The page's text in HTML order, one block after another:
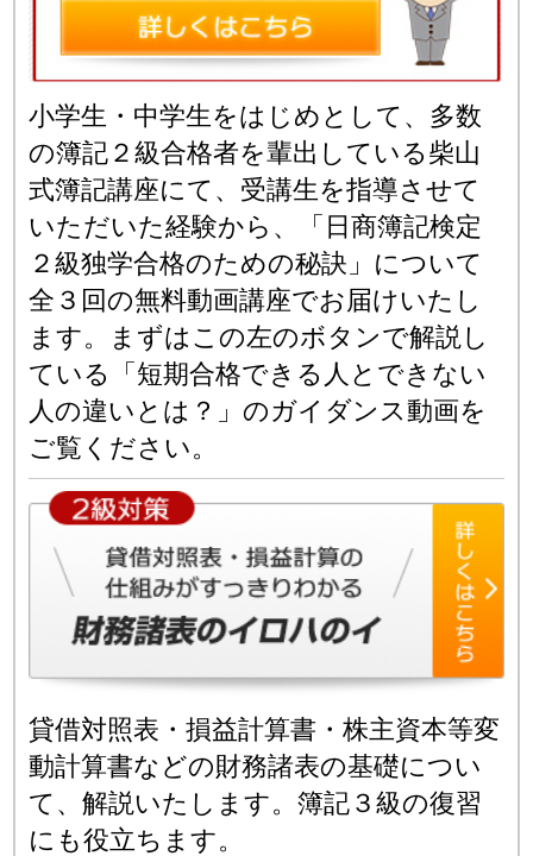
小学生・中学生をはじめとして、多数
の簿記２級合格者を輩出している柴山
式簿記講座にて、受講生を指導させて
いただいた経験から、「日商簿記検定
２級独学合格のための秘訣」について
全３回の無料動画講座でお届けいたし
ます。まずはこの左のボタンで解説し
ている「短期合格できる人とできない
人の違いとは？」のガイダンス動画を
ご覧ください。
貸借対照表・損益計算書・株主資本等変
動計算書などの財務諸表の基礎につい
て、解説いたします。簿記３級の復習
にも役立ちます。